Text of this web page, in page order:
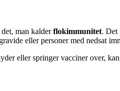
man kalderflokimmunitet. Det
eller personer med nedsat
eller springer vacciner over,